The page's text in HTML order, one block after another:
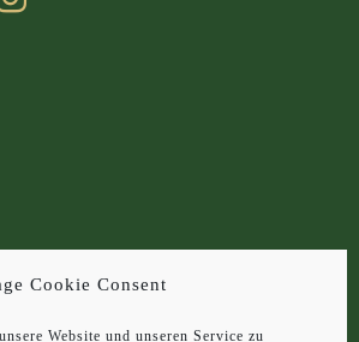
Cookie Consent
Website und unseren Service zu